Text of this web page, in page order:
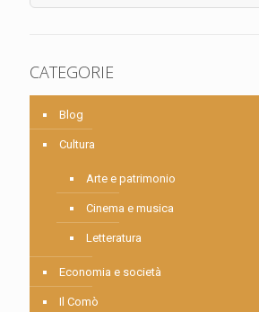
CATEGORIE
Blog
Cultura
Arte e patrimonio
Cinema e musica
Letteratura
Economia e società
Il Comò